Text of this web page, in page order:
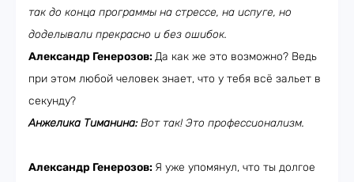
так до конца программы на стрессе, на испуге, но
доделывали прекрасно и без ошибок.
Александр Генерозов:Да как же это возможно? Ведь
при этом любой человек знает, что у тебя всё зальет в
секунду?
Анжелика Тиманина:Вот так! Это профессионализм.
Александр Генерозов: Я уже упомянул, что ты долгое